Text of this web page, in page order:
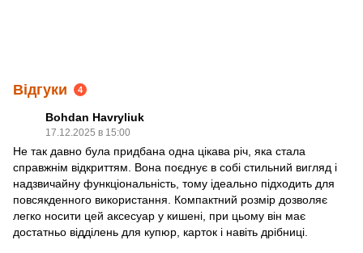
Відгуки 4
Bohdan Havryliuk
17.12.2025 в 15:00
Не так давно була придбана одна цікава річ, яка стала
справжнім відкриттям. Вона поєднує в собі стильний вигляд і
надзвичайну функціональність, тому ідеально підходить для
повсякденного використання. Компактний розмір дозволяє
легко носити цей аксесуар у кишені, при цьому він має
достатньо відділень для купюр, карток і навіть дрібниці.